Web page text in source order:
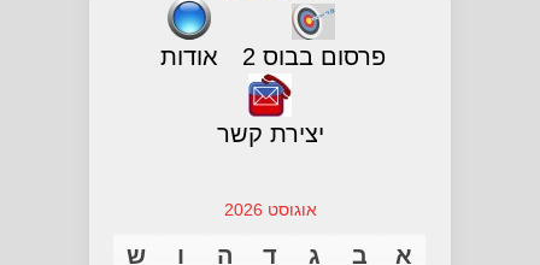
פרסום בבוס 2 אודות
יצירת קשר
אוגוסט 2026
א ב ג ד ה ו ש